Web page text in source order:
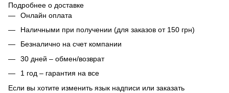
Подробнее о доставке
Онлайн оплата
Наличными при получении (для заказов от 150 грн)
Безналично на счет компании
30 дней – обмен/возврат
1 год – гарантия на все
Если вы хотите изменить язык надписи или заказать